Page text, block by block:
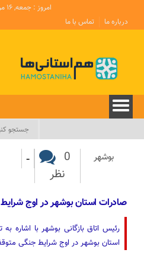
امروز : جمعه, ۱۶ مرداد , ۱۴۰۵
درباره ما
تماس با ما
بوشهر
0
نظر
-
صادرات استان بوشهر در اوج
رئیس اتاق بازگانی بوشهر با اشاره
استان بوشهر در اوج شرایط جنگی